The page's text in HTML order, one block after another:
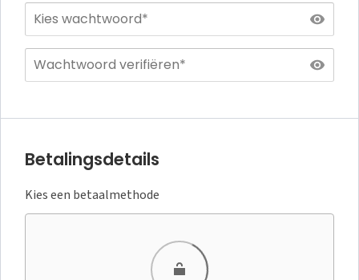
Betalingsdetails
Kies een betaalmethode